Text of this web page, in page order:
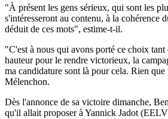
"À présent les gens sérieux, qui sont les
s'intéresseront au contenu, à la cohérence
déduit de ces mots", estime-t-il.
"C'est à nous qui avons porté ce choix tant
hauteur pour le rendre victorieux, la
ma candidature sont là pour cela. Rien
Mélenchon.
Dès l'annonce de sa victoire dimanche,
qu'il allait proposer à Yannick Jadot